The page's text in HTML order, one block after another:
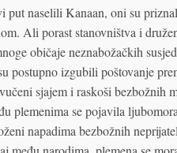
put naselili Kanaan, oni su
Ali porast stanovništva i
običaje neznabožačkih
postupno izgubili poštovanje
sjajem i raskoši bezbožnih
plemenima se pojavila
napadima bezbožnih